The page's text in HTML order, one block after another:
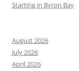
Starting in Byron Bay
August 2026
July 2026
April 2026